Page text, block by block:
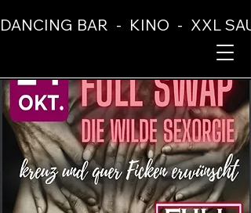
DANCING BAR  -  KINO  -  XXL